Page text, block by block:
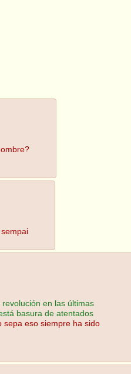
en las últimas
basura de atentados
sepa eso siempre ha sido